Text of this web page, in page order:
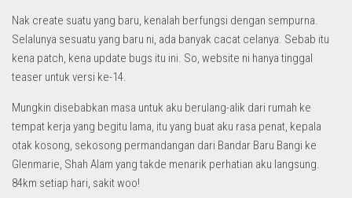
Nak create suatu yang baru, kenalah berfungsi dengan sempurna.
Selalunya sesuatu yang baru ni, ada banyak cacat celanya. Sebab itu
kena patch, kena update bugs itu ini. So, website ni hanya tinggal
teaser untuk versi ke-14.
Mungkin disebabkan masa untuk aku berulang-alik dari rumah ke
tempat kerja yang begitu lama, itu yang buat aku rasa penat, kepala
otak kosong, sekosong permandangan dari Bandar Baru Bangi ke
Glenmarie, Shah Alam yang takde menarik perhatian aku langsung.
84km setiap hari, sakit woo!